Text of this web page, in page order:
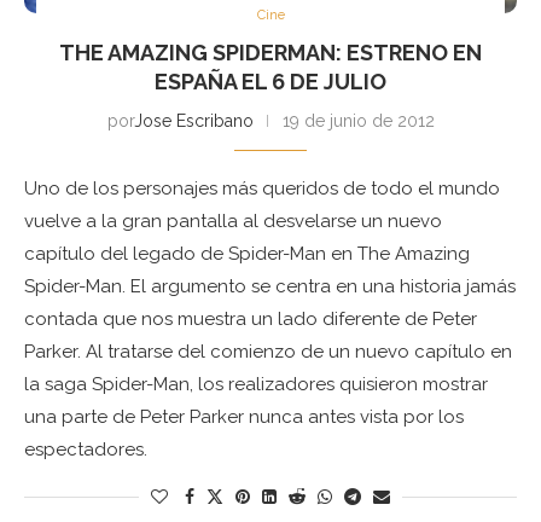
Cine
THE AMAZING SPIDERMAN: ESTRENO EN
ESPAÑA EL 6 DE JULIO
porJose Escribano 19 de junio de 2012
Uno de los personajes más queridos de todo el mundo
vuelve a la gran pantalla al desvelarse un nuevo
capítulo del legado de Spider-Man en The Amazing
Spider-Man. El argumento se centra en una historia jamás
contada que nos muestra un lado diferente de Peter
Parker. Al tratarse del comienzo de un nuevo capítulo en
la saga Spider-Man, los realizadores quisieron mostrar
una parte de Peter Parker nunca antes vista por los
espectadores.